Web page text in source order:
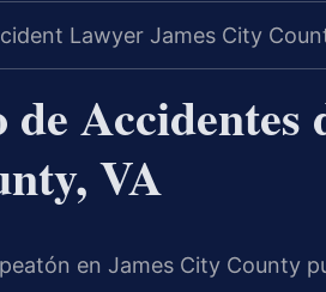
Accidentes
VA
en James City County